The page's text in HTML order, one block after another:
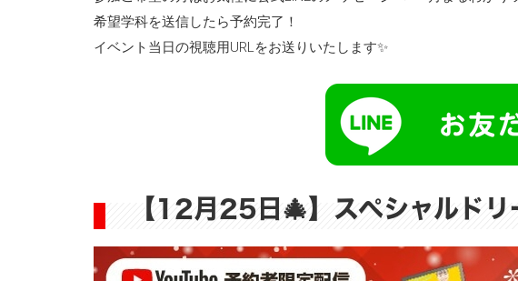
希望学科を送信したら予約完了！
イベント当日の視聴用URLをお送りいたします✨
【12月25日🎄】スペシャルドリ